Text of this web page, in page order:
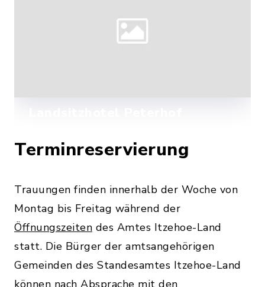
besonderen Rahmen.
bietet Ihnen eine unvergessliche Kulisse
Mehr lesen
Terminreservierung
Trauungen finden innerhalb der Woche von
Montag bis Freitag während der
Öffnungszeiten des Amtes Itzehoe-Land
statt. Die Bürger der amtsangehörigen
Gemeinden des Standesamtes Itzehoe-Land
können nach Absprache mit den